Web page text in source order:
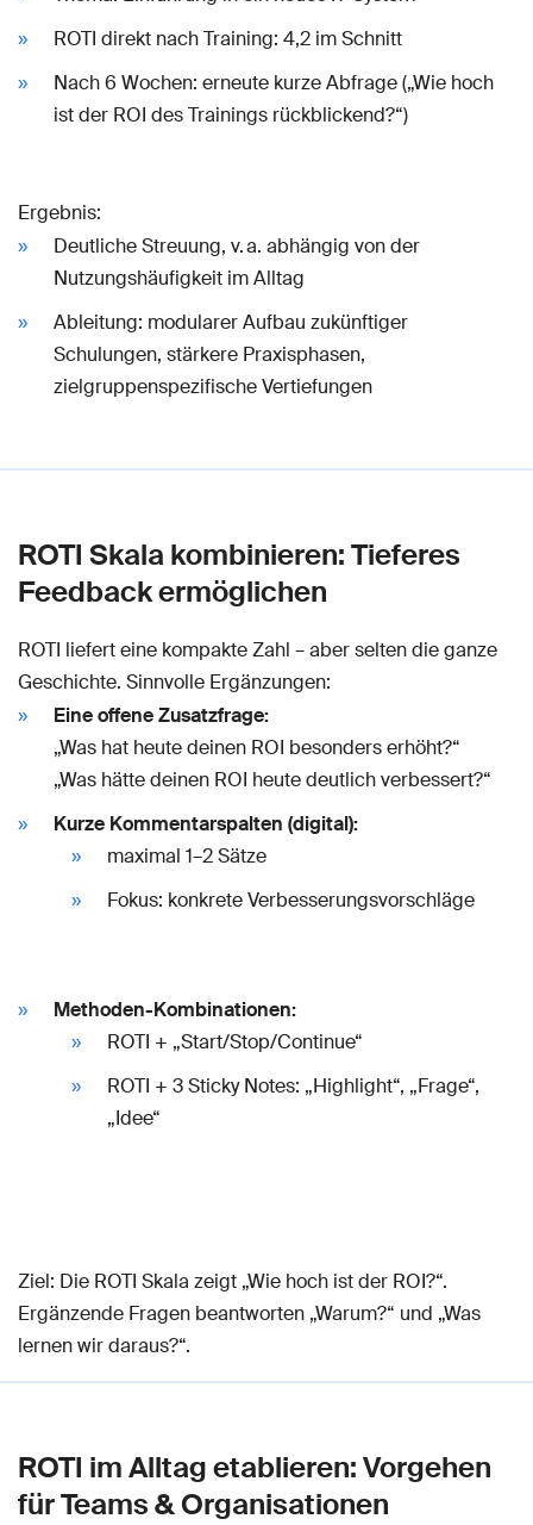
ROTI direkt nach Training: 4,2 im Schnitt
Nach 6 Wochen: erneute kurze Abfrage („Wie hoch
ist der ROI des Trainings rückblickend?“)
Ergebnis:
Deutliche Streuung, v. a. abhängig von der
Nutzungshäufigkeit im Alltag
Ableitung: modularer Aufbau zukünftiger
Schulungen, stärkere Praxisphasen,
zielgruppenspezifische Vertiefungen
ROTI Skala kombinieren: Tieferes
Feedback ermöglichen
ROTI liefert eine kompakte Zahl – aber selten die ganze
Geschichte. Sinnvolle Ergänzungen:
Eine offene Zusatzfrage:
„Was hat heute deinen ROI besonders erhöht?“
„Was hätte deinen ROI heute deutlich verbessert?“
Kurze Kommentarspalten (digital):
maximal 1–2 Sätze
Fokus: konkrete Verbesserungsvorschläge
Methoden-Kombinationen:
ROTI + „Start/Stop/Continue“
ROTI + 3 Sticky Notes: „Highlight“, „Frage“,
„Idee“
Ziel: Die ROTI Skala zeigt „Wie hoch ist der ROI?“.
Ergänzende Fragen beantworten „Warum?“ und „Was
lernen wir daraus?“.
ROTI im Alltag etablieren: Vorgehen
für Teams & Organisationen